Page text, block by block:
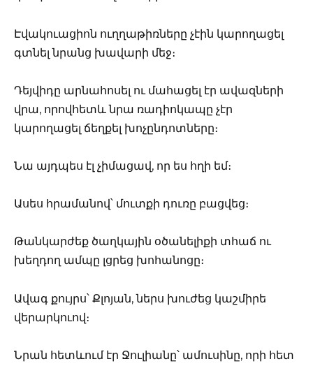
Էվակուացիոն ուղղաթիռները չէին կարողացել
գտնել նրանց խավարի մեջ։
Դեյվիդը արնահոսել ու մահացել էր ավազների
վրա, որովհետև նրա ռադիոկապը չէր
կարողացել ճեղքել խոչընդոտները։
Նա այդպես էլ չիմացավ, որ ես հղի եմ։
Ասես հրամանով՝ մուտքի դուռը բացվեց։
Թանկարժեք ծաղկային օծանելիքի տհաճ ու
խեղդող ամպը լցրեց խոհանոցը։
Ավագ քույրս՝ Քլոյան, ներս խուժեց կաշմիրե
վերարկուով։
Նրան հետևում էր Ջուլիանը՝ ամուսինը, որի հետ